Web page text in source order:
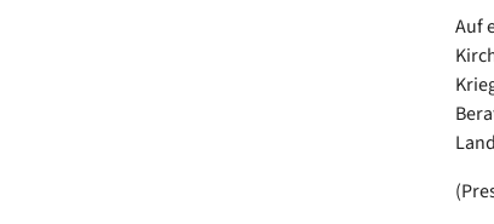
Auf